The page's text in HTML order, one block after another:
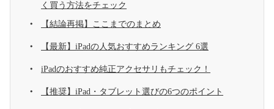
く買う方法をチェック
【結論再掲】ここまでのまとめ
【最新】iPadの人気おすすめランキング 6選
iPadのおすすめ純正アクセサリもチェック！
【推奨】iPad・タブレット選びの6つのポイント